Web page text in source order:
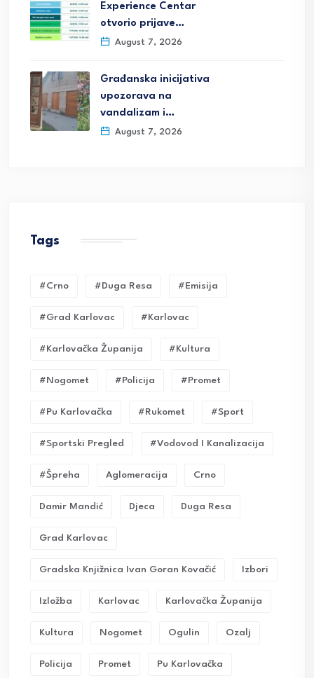
Experience Centar
otvorio prijave…
August 7, 2026
Građanska inicijativa
upozorava na
vandalizam i…
August 7, 2026
Tags
#crno #duga Resa #emisija
#grad Karlovac #karlovac
#karlovačka Županija #kultura
#nogomet #policija #promet
#pu Karlovačka #rukomet #sport
#sportski Pregled #vodovod I Kanalizacija
#Špreha Aglomeracija Crno
Damir Mandić Djeca Duga Resa
Grad Karlovac
Gradska Knjižnica Ivan Goran Kovačić Izbori
Izložba Karlovac Karlovačka Županija
Kultura Nogomet Ogulin Ozalj
Policija Promet Pu Karlovačka